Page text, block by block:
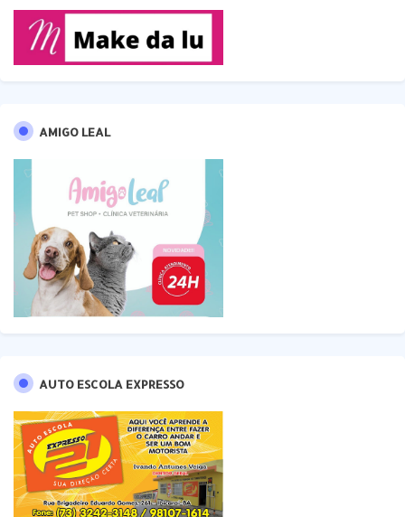
AMIGO LEAL
AUTO ESCOLA EXPRESSO